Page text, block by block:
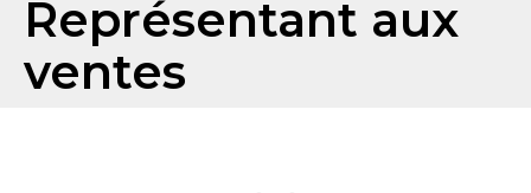
Représentant aux
ventes